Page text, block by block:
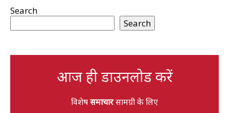
Search
Search
आज ही डाउनलोड करें
विशेषसमाचारसामग्री के लिए